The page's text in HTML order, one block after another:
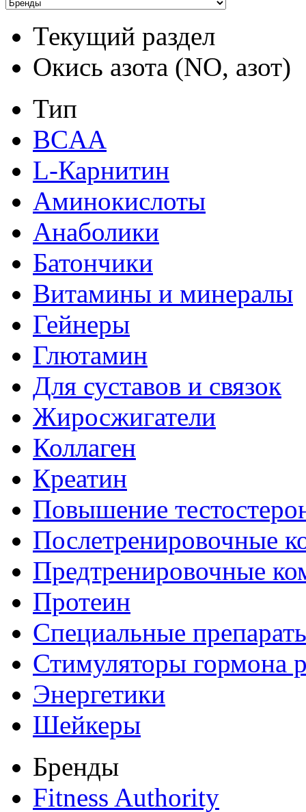
Текущий раздел
Окись азота (NO, азот)
Тип
BCAA
L-Карнитин
Аминокислоты
Анаболики
Батончики
Витамины и минералы
Гейнеры
Глютамин
Для суставов и связок
Жиросжигатели
Коллаген
Креатин
Повышение
Послетренировочные
Предтренировочные
Протеин
Специальные
Стимуляторы гормона
Энергетики
Шейкеры
Бренды
Fitness Authority